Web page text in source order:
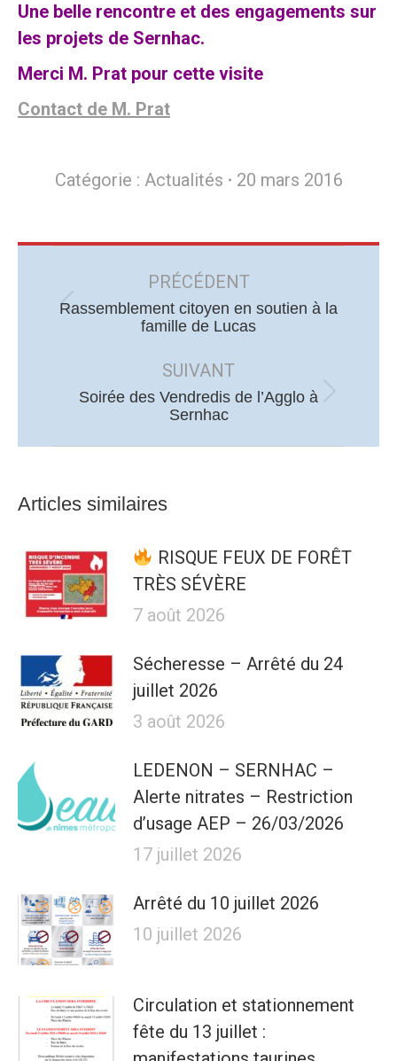
Une belle rencontre et des engagements sur
les projets de Sernhac.
Merci M. Prat pour cette visite
Contact de M. Prat
Catégorie : Actualités 20 mars 2016
PRÉCÉDENT
Article
:
Rassemblement citoyen en soutien à la
famille de Lucas
SUIVANT
Article
Soirée des Vendredis de l’Agglo à
Sernhac
Articles similaires
RISQUE FEUX DE FORÊT
TRÈS SÉVÈRE
7 août 2026
Sécheresse – Arrêté du 24
juillet 2026
3 août 2026
LEDENON – SERNHAC –
Alerte nitrates – Restriction
d’usage AEP – 26/03/2026
17 juillet 2026
Arrêté du 10 juillet 2026
10 juillet 2026
Circulation et stationnement
fête du 13 juillet :